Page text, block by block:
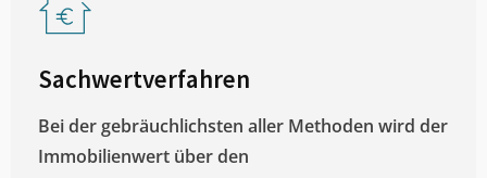
Sachwertverfahren
Bei der gebräuchlichsten aller Methoden wird der
Immobilienwert über den